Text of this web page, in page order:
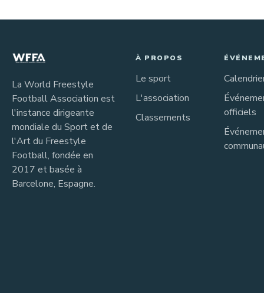
La World Freestyle
Football Association est
l'instance dirigeante
mondiale du Sport et de
l'Art du Freestyle
Football, fondée en
2017 et basée à
Barcelone, Espagne.
À PROPOS
Le sport
L'association
Classements
officiels